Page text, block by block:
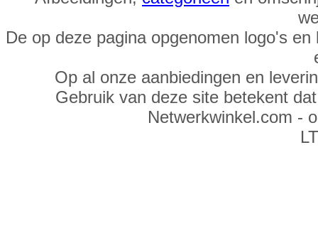
De op deze pagina opgenomen logo's
Op al onze aanbiedingen en
Gebruik van deze site betekent
Netwerkwinkel.com -